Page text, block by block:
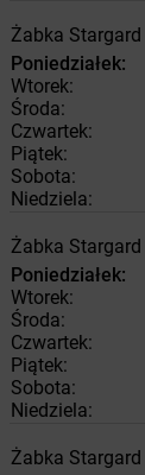
Żabka Stargard
Poniedziałek:
Wtorek:
Środa:
Czwartek:
Piątek:
Sobota:
Niedziela:
Żabka Stargard
Poniedziałek:
Wtorek:
Środa:
Czwartek:
Piątek:
Sobota:
Niedziela:
Żabka Stargard